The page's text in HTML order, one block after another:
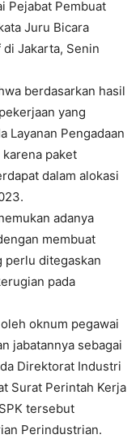
Pejabat Pembuat
Juru Bicara
Jakarta, Senin
berdasarkan hasil
yang
Layanan Pengadaan
paket
dalam alokasi
adanya
membuat
perlu ditegaskan
pada
oknum pegawai
jabatannya sebagai
Direktorat Industri
Surat Perintah Kerja
tersebut
Perindustrian.